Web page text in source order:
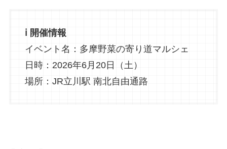
ℹ️ 開催情報
イベント名：多摩野菜の寄り道マルシェ
日時：2026年6月20日（土）
場所：JR立川駅 南北自由通路